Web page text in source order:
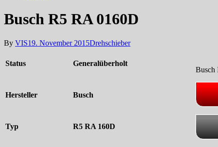
Busch R5 RA 0160D
By VIS19. November 2015Drehschieber
Status Generalüberholt
Busch
Hersteller Busch
Typ R5 RA 160D